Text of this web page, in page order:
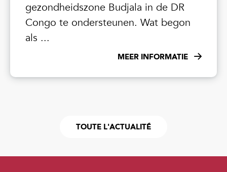
gezondheidszone Budjala in de DR
Congo te ondersteunen. Wat begon
als ...
MEER INFORMATIE
TOUTE L'ACTUALITÉ